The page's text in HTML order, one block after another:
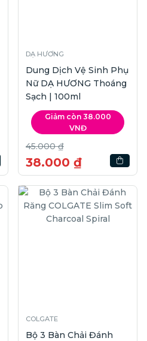
DẠ HƯƠNG
Dung Dịch Vệ Sinh Phụ
Nữ DẠ HƯƠNG Thoáng
Sạch | 100ml
Giảm còn 38.000
VNĐ
45.000 ₫
38.000 ₫
COLGATE
Bộ 3 Bàn Chải Đánh